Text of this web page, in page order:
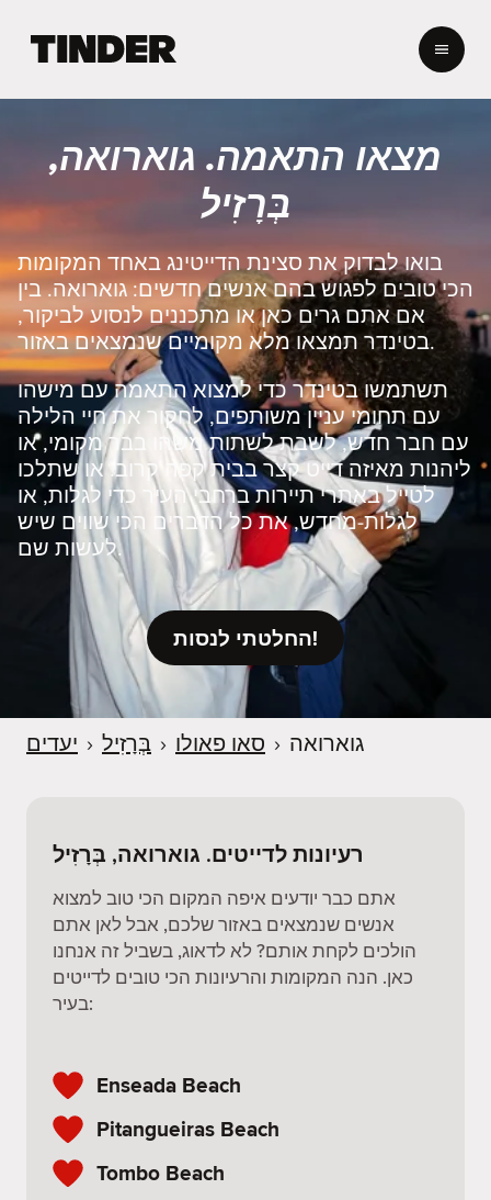
ת
י
נ
ד
ר
מצאו התאמה. גוארואה,
בְּרָזִיל
בואו לבדוק את סצינת הדייטינג באחד המקומות
הכי טובים לפגוש בהם אנשים חדשים: גוארואה. בין
אם אתם גרים כאן או מתכננים לנסוע לביקור,
בטינדר תמצאו מלא מקומיים שנמצאים באזור.
תשתמשו בטינדר כדי למצוא התאמה עם מישהו
עם תחומי עניין משותפים, לחקור את חיי הלילה
עם חבר חדש, לשבת לשתות משהו בבר מקומי, או
ליהנות מאיזה דייט קצר בבית קפה קרוב. או שתלכו
לטייל באתרי תיירות ברחבי העיר כדי לגלות, או
לגלות‑מחדש, את כל הדברים הכי שווים שיש
לעשות שם.
החלטתי לנסות!
יעדים › בְּרָזִיל › סאו פאולו › גוארואה
רעיונות לדייטים. גוארואה, בְּרָזִיל
אתם כבר יודעים איפה המקום הכי טוב למצוא
אנשים שנמצאים באזור שלכם, אבל לאן אתם
הולכים לקחת אותם? לא לדאוג, בשביל זה אנחנו
כאן. הנה המקומות והרעיונות הכי טובים לדייטים
בעיר:
Enseada Beach
Pitangueiras Beach
Tombo Beach